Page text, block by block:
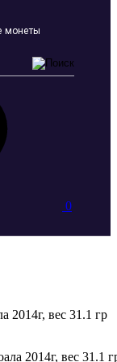
монеты
0
2014г, вес 31.1 гр